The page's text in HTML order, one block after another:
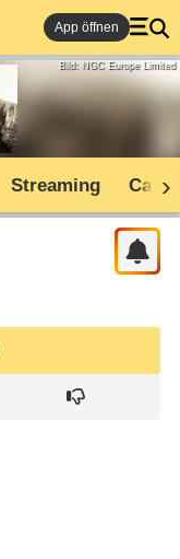
App öffnen
Bild: NGC Europe Limited
Streaming Cast